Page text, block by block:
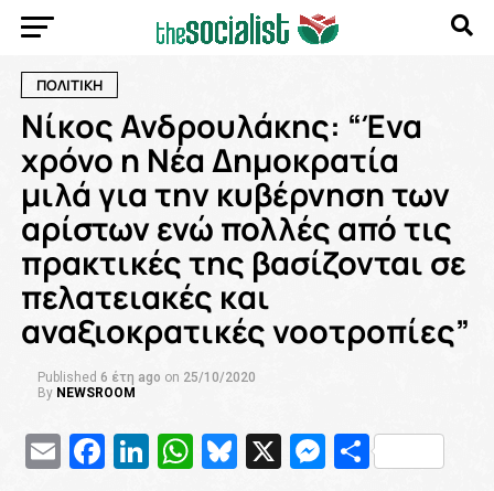
ΠΟΛΙΤΙΚΗ
Νίκος Ανδρουλάκης: “Ένα
χρόνο η Νέα Δημοκρατία
μιλά για την κυβέρνηση των
αρίστων ενώ πολλές από τις
πρακτικές της βασίζονται σε
πελατειακές και
αναξιοκρατικές νοοτροπίες”
Published 6 έτη ago on 25/10/2020
By NEWSROOM
EmailFacebook
LinkedIn
WhatsApp
Bluesky
X